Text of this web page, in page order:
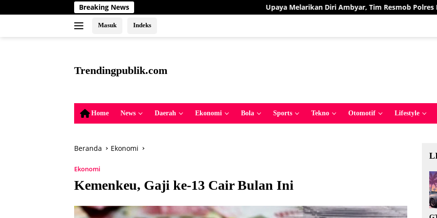
ke
Breaking News Upaya Melarikan Diri Ambyar, Tim Resmob Polres Bolmut Bekuk
Masuk Indeks
Trendingpublik.com
Terbaru,Terkini
dan
Terpercaya
Home News Daerah Ekonomi Bola Sports Tekno Otomotif Lifestyle
Beranda Ekonomi
Ekonomi
Kemenkeu, Gaji ke-13 Cair Bulan Ini